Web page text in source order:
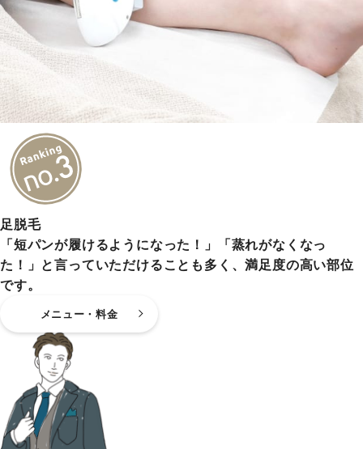
足脱毛
「短パンが履けるようになった！」「蒸れがなくなっ
た！」と言っていただけることも多く、満足度の高い部位
です。
メニュー・料金